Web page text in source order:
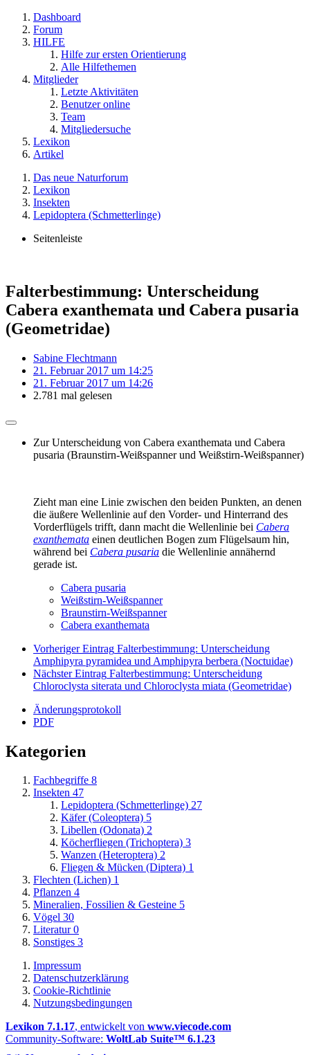
Dashboard
Forum
HILFE
Hilfe zur ersten Orientierung
Alle Hilfethemen
Mitglieder
Letzte Aktivitäten
Benutzer online
Team
Mitgliedersuche
Lexikon
Artikel
Das neue Naturforum
Lexikon
Insekten
Lepidoptera (Schmetterlinge)
Seitenleiste
Falterbestimmung: Unterscheidung
Cabera exanthemata und Cabera pusaria
(Geometridae)
Sabine Flechtmann
21. Februar 2017 um 14:25
21. Februar 2017 um 14:26
2.781 mal gelesen
Zur Unterscheidung von Cabera exanthemata und Cabera
pusaria (Braunstirn-Weißspanner und Weißstirn-Weißspanner)
Zieht man eine Linie zwischen den beiden Punkten, an denen
die äußere Wellenlinie auf den Vorder- und Hinterrand des
Vorderflügels trifft, dann macht die Wellenlinie bei Cabera
exanthemata einen deutlichen Bogen zum Flügelsaum hin,
während bei Cabera pusaria die Wellenlinie annähernd
gerade ist.
Cabera pusaria
Weißstirn-Weißspanner
Braunstirn-Weißspanner
Cabera exanthemata
Vorheriger Eintrag Falterbestimmung: Unterscheidung
Amphipyra pyramidea und Amphipyra berbera (Noctuidae)
Nächster Eintrag Falterbestimmung: Unterscheidung
Chloroclysta siterata und Chloroclysta miata (Geometridae)
Änderungsprotokoll
PDF
Kategorien
Fachbegriffe 8
Insekten 47
Lepidoptera (Schmetterlinge) 27
Käfer (Coleoptera) 5
Libellen (Odonata) 2
Köcherfliegen (Trichoptera) 3
Wanzen (Heteroptera) 2
Fliegen & Mücken (Diptera) 1
Flechten (Lichen) 1
Pflanzen 4
Mineralien, Fossilien & Gesteine 5
Vögel 30
Literatur 0
Sonstiges 3
Impressum
Datenschutzerklärung
Cookie-Richtlinie
Nutzungsbedingungen
Lexikon 7.1.17, entwickelt von www.viecode.com
Community-Software: WoltLab Suite™ 6.1.23